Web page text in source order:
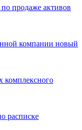
продаже активов
компании новый
комплексного
расписке